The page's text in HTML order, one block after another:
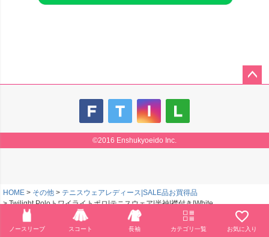
ノースリーブ スコート 長袖 カテゴリ一覧 お気に入り
©2016 Enshukyoeido Inc.
HOME その他
テニスウェアレディース|SALE品お買得品
Twilight Poloトワイライトポロ|テニスウェア|半袖|襟付き|White
HOME
SALE|テニスウェア|返品不可|半袖
Twilight Poloトワイライトポロ|テニスウェア|半袖|襟付き|White